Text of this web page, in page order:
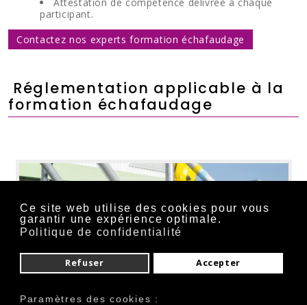
Ce site web utilise des cookies pour vous
garantir une expérience optimale.
Politique de confidentialité
Refuser Accepter
Paramètres des cookies :
participant.
Contactez nos experts formation échafaudage
Réglementation applicable à la
formation échafaudage